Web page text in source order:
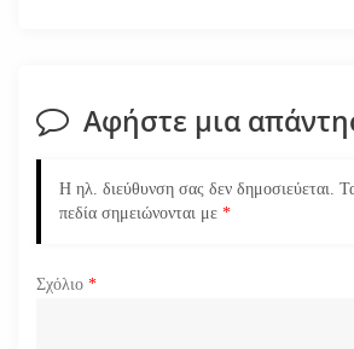
η
ά
θ
Αφήστε μια
Η ηλ. διεύθυνση σας δεν δημοσιεύεται.
πεδία σημειώνονται με *
Σχόλιο *